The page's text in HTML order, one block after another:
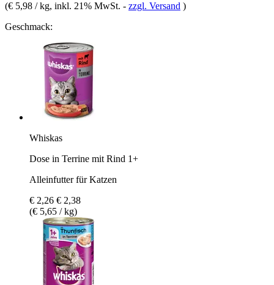
(€ 5,98 / kg, inkl. 21% MwSt. - zzgl. Versand )
Geschmack:
Whiskas
Dose in Terrine mit Rind 1+
Alleinfutter für Katzen
€ 2,26 € 2,38
(€ 5,65 / kg)